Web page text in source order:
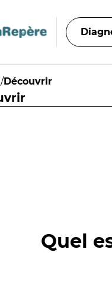
/Découvrir
Quel